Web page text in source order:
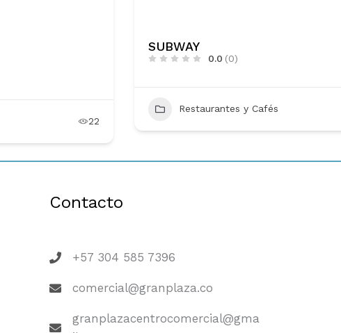
22
SUBWAY
0.0 (0)
Restaurantes y Cafés
Contacto
+57 304 585 7396
comercial@granplaza.co
granplazacentrocomercial@gma